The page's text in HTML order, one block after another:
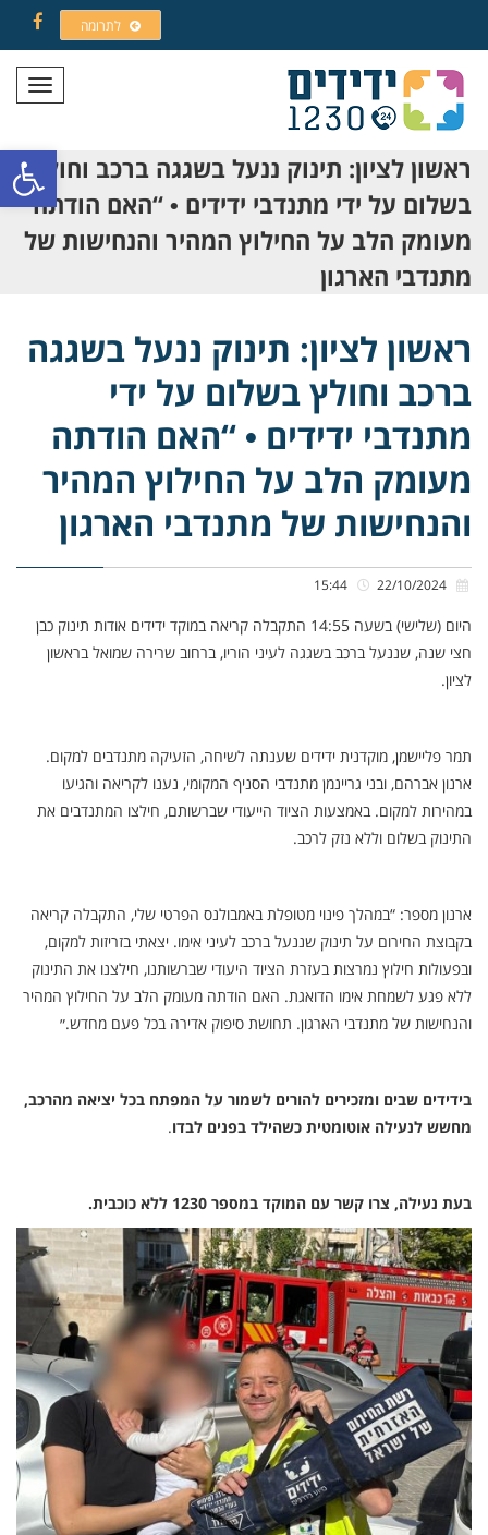
פתח
לתרומה
תפריט
ראשון לציון: תינוק ננעל בשגגה ברכב וחולץ
בשלום על ידי מתנדבי ידידים • “האם הודתה
מעומק הלב על החילוץ המהיר והנחישות של
מתנדבי הארגון
ראשון לציון: תינוק ננעל בשגגה
ברכב וחולץ בשלום על ידי
מתנדבי ידידים • “האם הודתה
מעומק הלב על החילוץ המהיר
והנחישות של מתנדבי הארגון
היום (שלישי) בשעה 14:55 התקבלה קריאה במוקד ידידים אודות תינוק כבן
חצי שנה, שננעל ברכב בשגגה לעיני הוריו, ברחוב שרירה שמואל בראשון
לציון.
תמר פליישמן, מוקדנית ידידים שענתה לשיחה, הזעיקה מתנדבים למקום.
ארנון אברהם, ובני גריינמן מתנדבי הסניף המקומי, נענו לקריאה והגיעו
במהירות למקום. באמצעות הציוד הייעודי שברשותם, חילצו המתנדבים את
התינוק בשלום וללא נזק לרכב.
ארנון מספר: “במהלך פינוי מטופלת באמבולנס הפרטי שלי, התקבלה קריאה
בקבוצת החירום על תינוק שננעל ברכב לעיני אימו. יצאתי בזריזות למקום,
ובפעולות חילוץ נמרצות בעזרת הציוד היעודי שברשותנו, חילצנו את התינוק
ללא פגע לשמחת אימו הדואגת. האם הודתה מעומק הלב על החילוץ המהיר
והנחישות של מתנדבי הארגון. תחושת סיפוק אדירה בכל פעם מחדש.״
בידידים שבים ומזכירים להורים לשמור על המפתח בכל יציאה מהרכב,
מחשש לנעילה אוטומטית כשהילד בפנים לבדו.
בעת נעילה, צרו קשר עם המוקד במספר 1230 ללא כוכבית.